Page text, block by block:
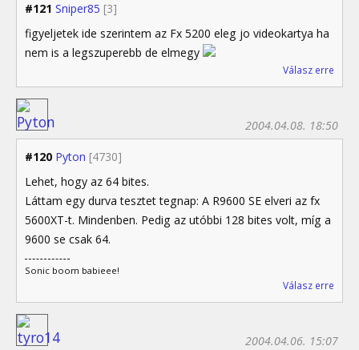
#121 Sniper85 [3]
figyeljetek ide szerintem az Fx 5200 eleg jo videokartya ha
nem is a legszuperebb de elmegy
Válasz erre
#120 Pyton [4730]
2004.04.08. 18:50
Lehet, hogy az 64 bites.
Láttam egy durva tesztet tegnap: A R9600 SE elveri az fx
5600XT-t. Mindenben. Pedig az utóbbi 128 bites volt, míg a
9600 se csak 64.
Sonic boom babieee!
Válasz erre
2004.04.06. 15:07